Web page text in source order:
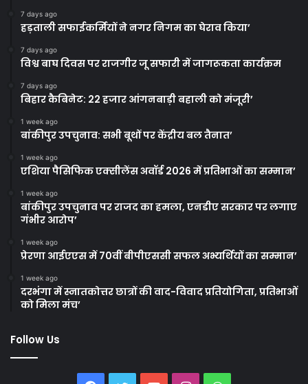
7 days ago
हड़ताली सफाईकर्मियों ने नगर निगम का घेराव किया’
7 days ago
विश्व बाघ दिवस पर राजगीर जू सफारी में जागरूकता कार्यक्रम
7 days ago
बिहार कैबिनेट: 22 हजार आंगनबाड़ी बहाली को मंजूरी’
1 week ago
बांकीपुर उपचुनाव: सभी बूथों पर केंद्रीय बल तैनात’
1 week ago
एशिया पैसिफिक एक्सीलेंस अवॉर्ड 2026 में प्रतिभाओं का सम्मान’
1 week ago
बांकीपुर उपचुनाव पर राजद का हमला, एनडीए सरकार पर लगाए
गंभीर आरोप’
1 week ago
प्रेरणा आईएएस में 70वीं बीपीएससी सफल अभ्यर्थियों का सम्मान’
1 week ago
दरभंगा में स्नातकोत्तर छात्रों की वाद-विवाद प्रतियोगिता, प्रतिभाओं
को मिला मंच’
Follow Us